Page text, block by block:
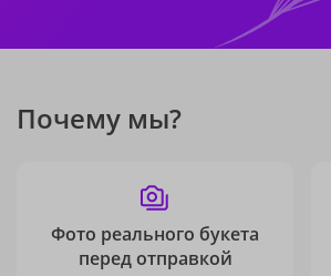
Почему мы?
Фото реального букета
перед отправкой